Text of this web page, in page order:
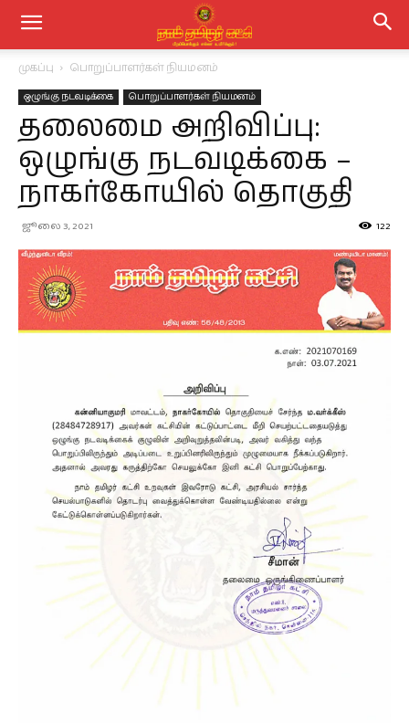
முகப்பு பொறுப்பாளர்கள் நியமனம்
ஒழுங்கு நடவடிக்கை பொறுப்பாளர்கள் நியமனம்
தலைமை அறிவிப்பு:
ஒழுங்கு நடவடிக்கை –
நாகர்கோயில் தொகுதி
ஜூலை 3, 2021 122